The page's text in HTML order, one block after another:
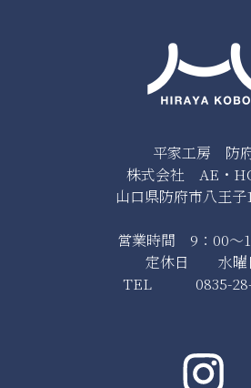
平家工房 防
株式会社 AE・
山口県防府市八王子
営業時間 9：00～
定休日 水曜
TEL 0835-28-